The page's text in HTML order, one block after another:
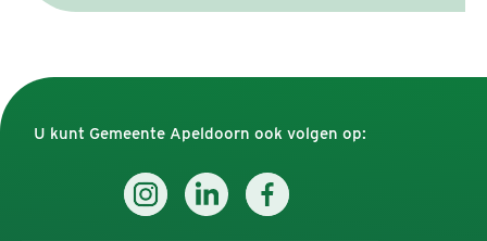
U kunt Gemeente Apeldoorn ook volgen op: